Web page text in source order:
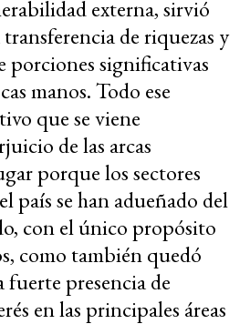
externa, sirvió
de riquezas y
porciones significativas
manos. Todo ese
que se viene
de las arcas
porque los sectores
país se han adueñado del
con el único propósito
como también quedó
fuerte presencia de
en las principales áreas